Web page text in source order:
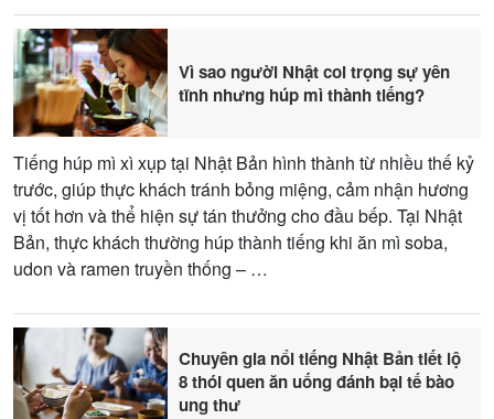
Vì sao người Nhật coi trọng sự yên
tĩnh nhưng húp mì thành tiếng?
Tiếng húp mì xì xụp tại Nhật Bản hình thành từ nhiều thế kỷ
trước, giúp thực khách tránh bỏng miệng, cảm nhận hương
vị tốt hơn và thể hiện sự tán thưởng cho đầu bếp. Tại Nhật
Bản, thực khách thường húp thành tiếng khi ăn mì soba,
udon và ramen truyền thống – …
Chuyên gia nổi tiếng Nhật Bản tiết lộ
8 thói quen ăn uống đánh bại tế bào
ung thư